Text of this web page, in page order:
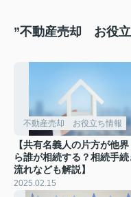
”不動産売却 お役
不動産売却 お役立ち情報
【共有名義人の片方が他
ら誰が相続する？相続手
流れなども解説】
2025.02.15